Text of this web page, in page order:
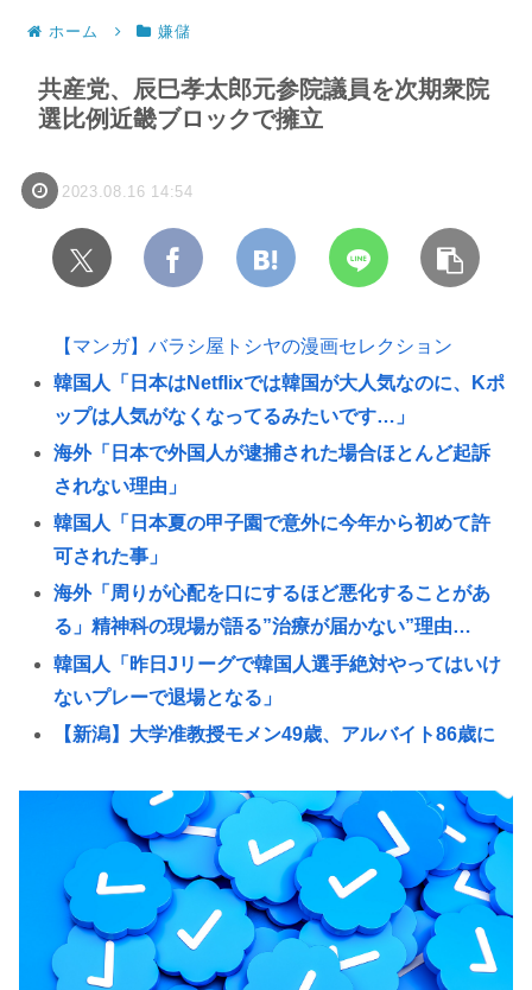
ホーム 嫌儲
共産党、辰巳孝太郎元参院議員を次期衆院
選比例近畿ブロックで擁立
2023.08.16 14:54
【マンガ】バラシ屋トシヤの漫画セレクション
韓国人「日本はNetflixでは韓国が大人気なのに、Kポ
ップは人気がなくなってるみたいです…」
海外「日本で外国人が逮捕された場合ほとんど起訴
されない理由」
韓国人「日本夏の甲子園で意外に今年から初めて許
可された事」
海外「周りが心配を口にするほど悪化することがあ
る」精神科の現場が語る”治療が届かない”理由…
韓国人「昨日Jリーグで韓国人選手絶対やってはいけ
ないプレーで退場となる」
【新潟】大学准教授モメン49歳、アルバイト86歳に
学歴厨「文系なら地方旧帝大よりも早慶の方が
上！」←これ
『ポケモンカード』バンダイのカードゲームも転売
対策に”マイナンバー”導入開始「効果テキメン」
樹里と中学生のカーセクロス完全版。新事実発見し
た。